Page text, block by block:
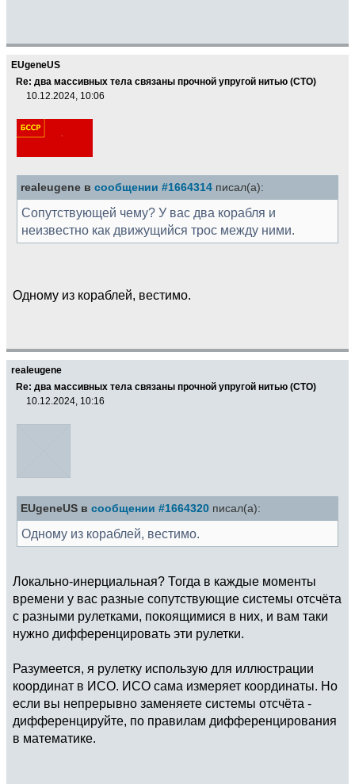
EUgeneUS
Re: два массивных тела связаны прочной упругой нитью (СТО)
10.12.2024, 10:06
realeugene в сообщении #1664314 писал(а):
Сопутствующей чему? У вас два корабля и
неизвестно как движущийся трос между ними.
Одному из кораблей, вестимо.
realeugene
Re: два массивных тела связаны прочной упругой нитью (СТО)
10.12.2024, 10:16
EUgeneUS в сообщении #1664320 писал(а):
Одному из кораблей, вестимо.
Локально-инерциальная? Тогда в каждые моменты
времени у вас разные сопутствующие системы отсчёта
с разными рулетками, покоящимися в них, и вам таки
нужно дифференцировать эти рулетки.
Разумеется, я рулетку использую для иллюстрации
координат в ИСО. ИСО сама измеряет координаты. Но
если вы непрерывно заменяете системы отсчёта -
дифференцируйте, по правилам дифференцирования
в математике.